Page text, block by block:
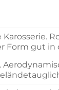
Form gut in